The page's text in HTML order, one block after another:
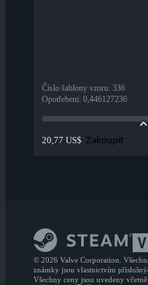
Číslo šablony vzoru: 336
Opotřebení: 0,446127236
20,77 US$ Zakoupit
© 2026 Valve Corporation.
známky jsou vlastnictvím
Všechny ceny jsou uvedeny včetně